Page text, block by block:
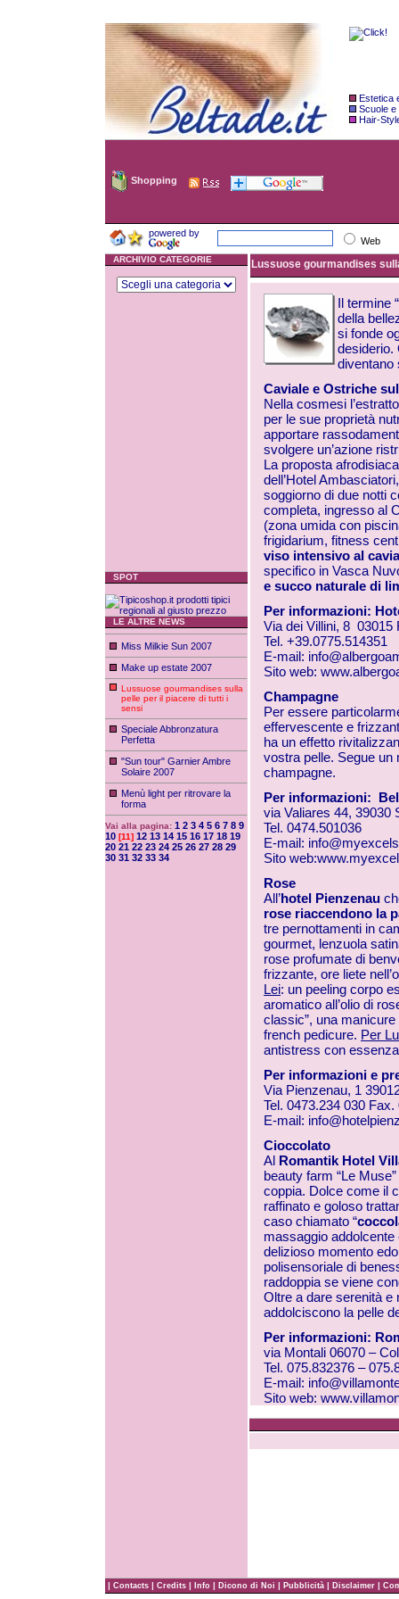
Estetica
Scuole e
Hair-
Shopping
powered by
Web
ARCHIVIO CATEGORIE
SPOT
LE ALTRE NEWS
Miss Milkie Sun 2007
Make up estate 2007
Lussuose gourmandises sulla
pelle per il piacere di tutti i
sensi
Speciale Abbronzatura
Perfetta
"Sun tour" Garnier Ambre
Solaire 2007
Menù light per ritrovare la
forma
Vai alla pagina: 1 2 3 4 5 6 7 8 9
10 [11] 12 13 14 15 16 17 18 19
20 21 22 23 24 25 26 27 28 29
30 31 32 33 34
Lussuose gourmandises
Il termine
della
si fonde
desiderio.
diventano
Caviale e Ostriche
Nella cosmesi
per le sue proprietà
apportare
svolgere un’azione
La proposta
dell’Hotel
soggiorno di due notti
completa, ingresso al
(zona umida con
frigidarium, fitness
viso intensivo al
specifico in Vasca
e succo naturale di
Per informazioni:
Via dei Villini, 8
Tel. +39.0775.514351
E-mail:
Sito web:
Champagne
Per essere
effervescente e
ha un effetto
vostra pelle. Segue un
champagne.
Per informazioni:
via Valiares 44, 39030
Tel. 0474.501036
E-mail:
Sito web:
Rose
All’hotel Pienzenau
rose riaccendono la
tre pernottamenti in
gourmet, lenzuola
rose profumate di
frizzante, ore liete
Lei: un peeling corpo
aromatico all’olio di
classic”, una
french pedicure. Per
antistress con
Per informazioni e
Via Pienzenau, 1
Tel. 0473.234 030 Fax.
E-mail:
Cioccolato
Al Romantik Hotel
beauty farm “Le
coppia. Dolce come il
raffinato e goloso
caso chiamato “
massaggio
delizioso momento
polisensoriale di
raddoppia se viene
Oltre a dare serenità e
addolciscono la pelle
Per informazioni:
via Montali 06070 –
Tel. 075.832376 –
E-mail:
Sito web:
| Contacts | Credits | Info | Dicono di Noi | Pubblicità | Disclaimer |